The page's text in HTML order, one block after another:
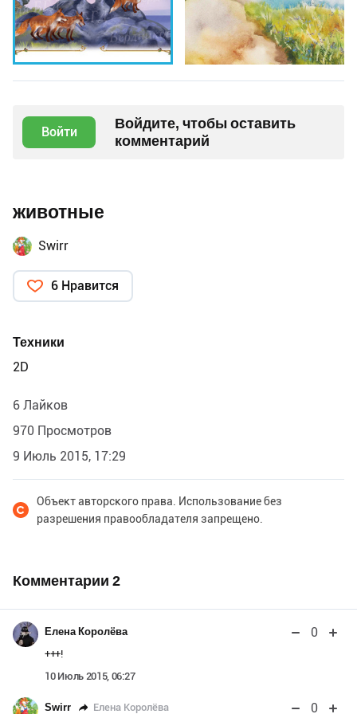
Войти
Войдите, чтобы оставить
комментарий
животные
Swirr
6 Нравится
Техники
2D
6 Лайков
970 Просмотров
9 Июль 2015, 17:29
Объект авторского права. Использование без
разрешения правообладателя запрещено.
Комментарии 2
Елена Королёва 0
+++!
10 Июль 2015, 06:27
Swirr Елена Королёва 0